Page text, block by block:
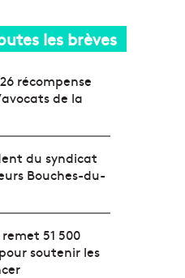
les brèves
récompense
de la
du syndicat
Bouches-du-
51 500
soutenir les